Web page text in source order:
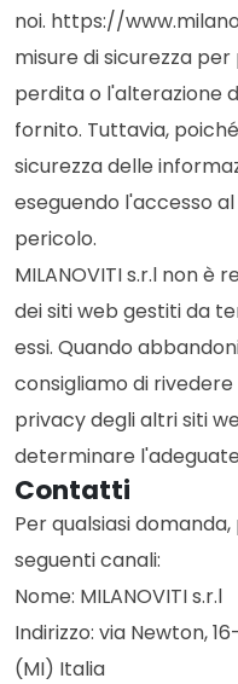
noi. https://
misure di sicurezza
perdita o l'alterazione
fornito. Tuttavia,
sicurezza delle
eseguendo l'accesso
pericolo.
MILANOVITI s.r.l non è
dei siti web gestiti da
essi. Quando
consigliamo di
privacy degli altri siti
determinare
Contatti
Per qualsiasi
seguenti canali:
Nome: MILANOVITI s.r.l
Indirizzo: via Newton,
(MI) Italia